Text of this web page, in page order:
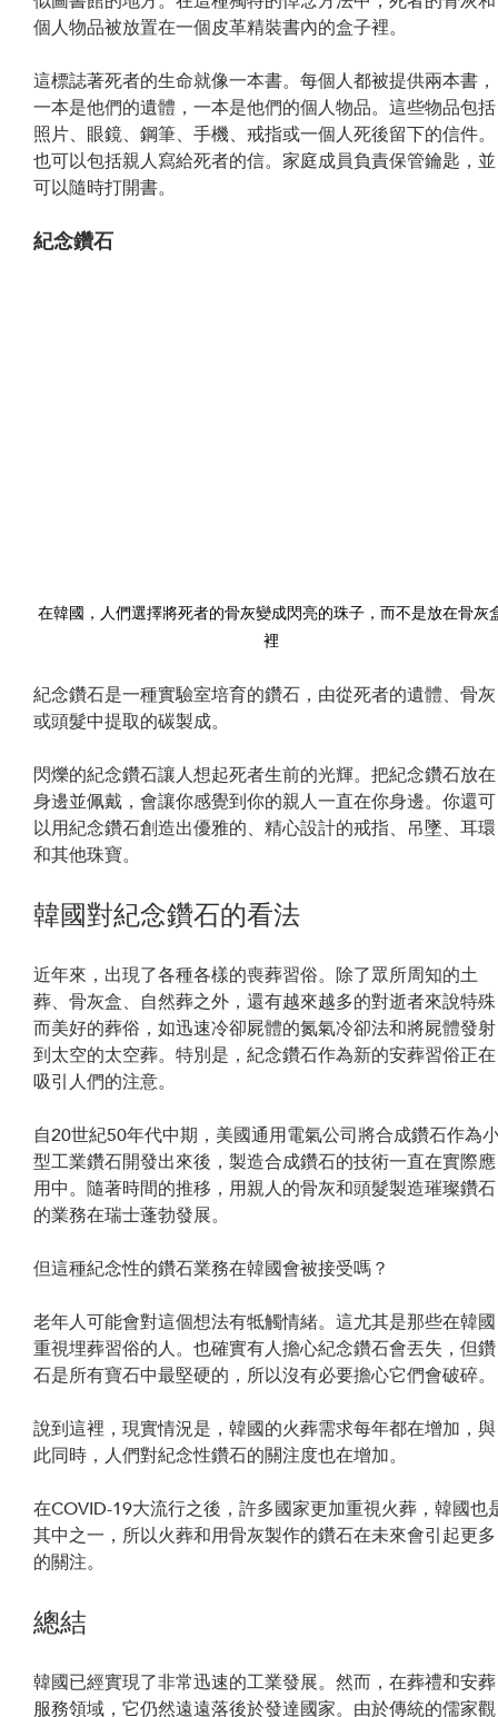
個人物品被放置在一個皮革精裝書內的盒子裡。
這標誌著死者的生命就像一本書。每個人都被提供兩本書，
一本是他們的遺體，一本是他們的個人物品。這些物品包括
照片、眼鏡、鋼筆、手機、戒指或一個人死後留下的信件。
也可以包括親人寫給死者的信。家庭成員負責保管鑰匙，並
可以隨時打開書。
紀念鑽石
在韓國，人們選擇將死者的骨灰變成閃亮的珠子，而不是放在骨灰
裡
紀念鑽石是一種實驗室培育的鑽石，由從死者的遺體、骨灰
或頭髮中提取的碳製成。
閃爍的紀念鑽石讓人想起死者生前的光輝。把紀念鑽石放在
身邊並佩戴，會讓你感覺到你的親人一直在你身邊。你還可
以用紀念鑽石創造出優雅的、精心設計的戒指、吊墜、耳環
和其他珠寶。
韓國對紀念鑽石的看法
近年來，出現了各種各樣的喪葬習俗。除了眾所周知的土
葬、骨灰盒、自然葬之外，還有越來越多的對逝者來說特殊
而美好的葬俗，如迅速冷卻屍體的氮氣冷卻法和將屍體發射
到太空的太空葬。特別是，紀念鑽石作為新的安葬習俗正在
吸引人們的注意。
自20世紀50年代中期，美國通用電氣公司將合成鑽石作為
型工業鑽石開發出來後，製造合成鑽石的技術一直在實際應
用中。隨著時間的推移，用親人的骨灰和頭髮製造璀璨鑽石
的業務在瑞士蓬勃發展。
但這種紀念性的鑽石業務在韓國會被接受嗎？
老年人可能會對這個想法有牴觸情緒。這尤其是那些在韓國
重視埋葬習俗的人。也確實有人擔心紀念鑽石會丟失，但鑽
石是所有寶石中最堅硬的，所以沒有必要擔心它們會破碎。
說到這裡，現實情況是，韓國的火葬需求每年都在增加，與
此同時，人們對紀念性鑽石的關注度也在增加。
在COVID-19大流行之後，許多國家更加重視火葬，韓國也
其中之一，所以火葬和用骨灰製作的鑽石在未來會引起更多
的關注。
總結
韓國已經實現了非常迅速的工業發展。然而，在葬禮和安葬
服務領域，它仍然遠遠落後於發達國家。由於傳統的儒家觀